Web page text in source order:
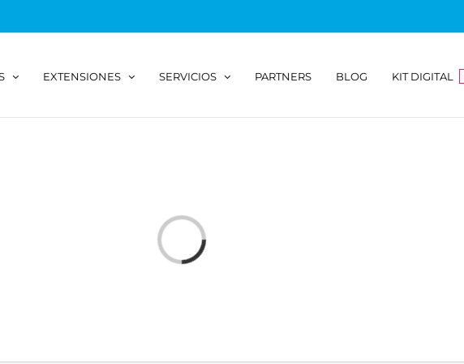
EXTENSIONES SERVICIOS PARTNERS BLOG KIT DIGITAL
Loading...